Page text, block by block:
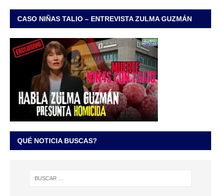
CASO NIÑAS TALIO – ENTREVISTA ZULMA GUZMÁN
QUÉ NOTICIA BUSCAS?